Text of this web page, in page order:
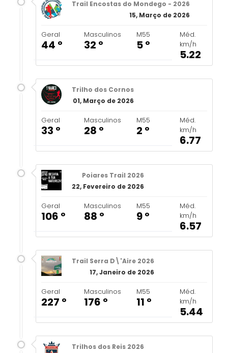
Trail Encostas do Mondego - 2026
15, Março de 2026
Geral
44 º
Masculinos
32 º
M55
5 º
Méd.
km/h
5.22
Trilho dos Cornos
01, Março de 2026
Geral
33 º
Masculinos
28 º
M55
2 º
Méd.
km/h
6.77
Poiares Trail 2026
22, Fevereiro de 2026
Geral
106 º
Masculinos
88 º
M55
9 º
Méd.
km/h
6.57
Trail Serra D\'Aire 2026
17, Janeiro de 2026
Geral
227 º
Masculinos
176 º
M55
11 º
Méd.
km/h
5.44
Trilhos dos Reis 2026